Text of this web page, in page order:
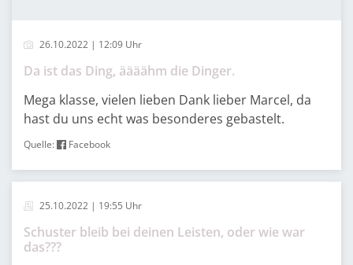
26.10.2022 | 12:09 Uhr
Da ist das Ding, äääähm die Dinger.
Mega klasse, vielen lieben Dank lieber Marcel, da
hast du uns echt was besonderes gebastelt.
Quelle: Facebook
25.10.2022 | 19:55 Uhr
Schuster bleib bei deinen Leisten, oder wie war
das???